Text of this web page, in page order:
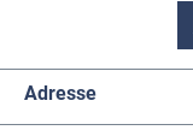
Adresse